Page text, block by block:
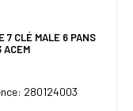
7 CLÉ MALE 6 PANS
280124003